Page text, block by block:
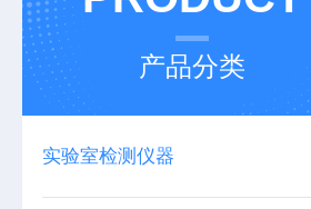
产品分类
实验室检测仪器